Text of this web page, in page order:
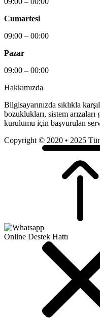
Cumartesi
09:00 – 00:00
Pazar
09:00 – 00:00
Hakkımızda
Bilgisayarınızda sıklıkla
bozuklukları, sistem
kurulumu için başvurulan
Copyright © 2020 • 2025
Online Destek Hattı